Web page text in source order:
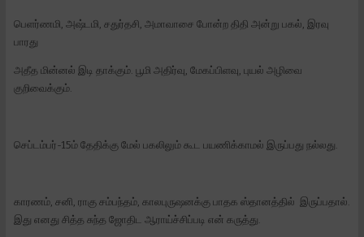
பெளர்ணமி, அஷ்டமி, சதுர்தசி, அமாவாசை போன்ற திதி அன்று பகல், இரவு
பாரது
அதீத மின்னல் இடி தாக்கும். பூமி அதிர்வு, மேகப்பிளவு, புயல் அழிவை
குறிவைக்கும்.
செப்டம்பர்-15ம் தேதிக்கு மேல் பகலிலும் கூட பயணிக்காமல் இருப்பது நல்லது.
காரணம், சனி, ராகு சம்பந்தம், காலபுருஷனக்கு பாதக ஸ்தானத்தில் இருப்பதால்.
இது எனது சித்த சுந்த ஜோதிட ஆராய்ச்சிப்படி என் கருத்து.